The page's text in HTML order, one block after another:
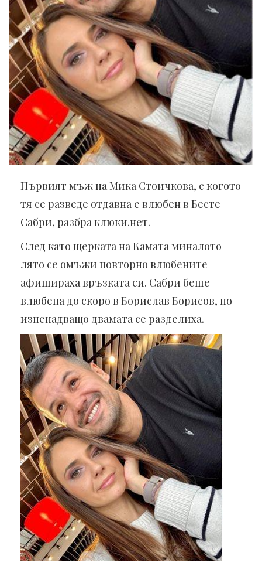
Първият мъж на Мика Стоичкова, с когото
тя се разведе отдавна е влюбен в Бесте
Сабри, разбра клюки.нет.
След като щерката на Камата миналото
лято се омъжи повторно влюбените
афишираха връзката си. Сабри беше
влюбена до скоро в Борислав Борисов, но
изненадващо двамата се разделиха.